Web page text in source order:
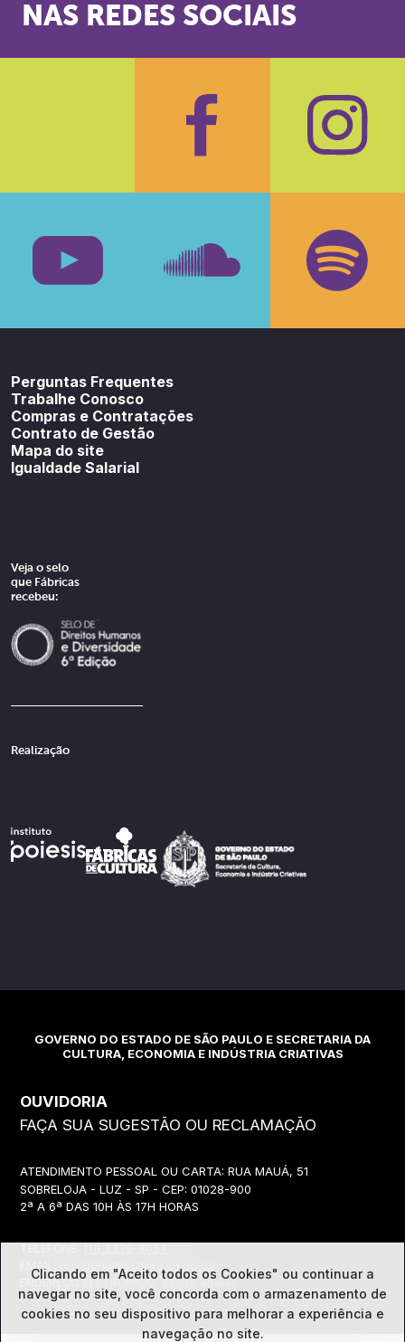
NAS REDES SOCIAIS
Facebook
Perguntas Frequentes
Trabalhe Conosco
Compras e Contratações
Contrato de Gestão
Mapa do site
Igualdade Salarial
Veja o selo
que Fábricas
recebeu:
Realização
GOVERNO DO ESTADO DE SÃO PAULO E SECRETARIA DA
CULTURA, ECONOMIA E INDÚSTRIA CRIATIVAS
OUVIDORIA
FAÇA SUA SUGESTÃO OU RECLAMAÇÃO
ATENDIMENTO PESSOAL OU CARTA: RUA MAUÁ, 51
SOBRELOJA - LUZ - SP - CEP: 01028-900
2ª A 6ª DAS 10H ÀS 17H HORAS
EMAIL:
ouvidoria@cultura.sp.gov.br
ENDEREÇO ELETRÔNICO: clique abaixo
Clicando em "Aceito todos os Cookies" ou continuar a
navegar no site, você concorda com o armazenamento de
cookies no seu dispositivo para melhorar a experiência e
navegação no site.